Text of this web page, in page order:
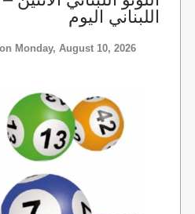
اللبناني اليوم
Monday, August 10, 2026